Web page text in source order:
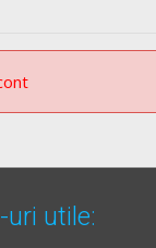
uri utile: